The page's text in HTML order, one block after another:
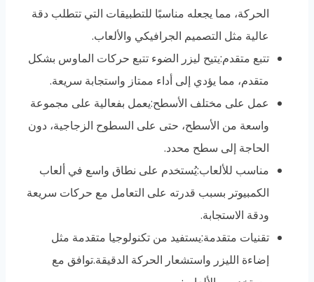
الحركة، مما يجعله مناسبًا للتطبيقات التي تتطلب دقة
عالية مثل التصميم الجرافيكي والألعاب.
تتبع متقدم:يتيح ليزر الضوء تتبع حركات الماوس بشكل
متقدم، مما يؤدي إلى أداء ممتاز واستجابة سريعة.
عمل على مختلف الأسطح:يعمل بفعالية على مجموعة
واسعة من الأسطح، حتى على السطوح الزجاجية، دون
الحاجة إلى سطح محدد.
مناسب للألعاب:يُستخدم على نطاق واسع في ألعاب
الكمبيوتر بسبب قدرته على التعامل مع حركات سريعة
ودقة الاستجابة.
تقنيات متقدمة:يستفيد من تكنولوجيا متقدمة مثل
إضاءة الليزر واستشعار الحركة الدقيقة.توافق مع